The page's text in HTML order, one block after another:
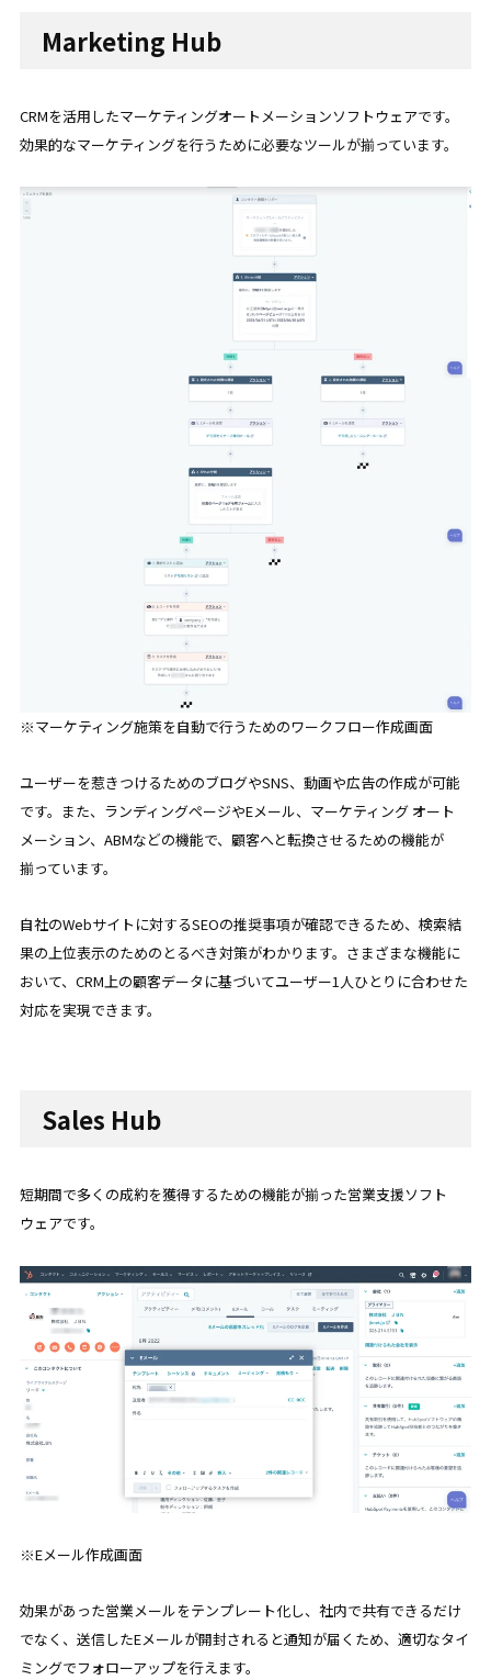
Marketing Hub
CRMを活用したマーケティングオートメーションソフトウェアです。
効果的なマーケティングを行うために必要なツールが揃っています。
※マーケティング施策を自動で行うためのワークフロー作成画面
ユーザーを惹きつけるためのブログやSNS、動画や広告の作成が可能
です。また、ランディングページやEメール、マーケティング オート
メーション、ABMなどの機能で、顧客へと転換させるための機能が
揃っています。
自社のWebサイトに対するSEOの推奨事項が確認できるため、検索結
果の上位表示のためのとるべき対策がわかります。さまざまな機能に
おいて、CRM上の顧客データに基づいてユーザー1人ひとりに合わせた
対応を実現できます。
Sales Hub
短期間で多くの成約を獲得するための機能が揃った営業支援ソフト
ウェアです。
※Eメール作成画面
効果があった営業メールをテンプレート化し、社内で共有できるだけ
でなく、送信したEメールが開封されると通知が届くため、適切なタイ
ミングでフォローアップを行えます。